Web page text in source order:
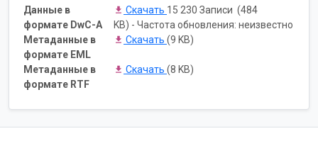
Данные в
формате DwC-A
Скачать 15 230 Записи (484
KB) - Частота обновления: неизвестно
Метаданные в
формате EML
Скачать (9 KB)
Метаданные в
формате RTF
Скачать (8 KB)